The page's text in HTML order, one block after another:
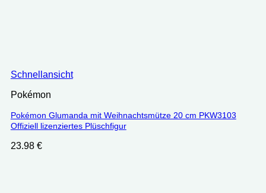
Schnellansicht
Pokémon
Pokémon Glumanda mit Weihnachtsmütze 20 cm PKW3103
Offiziell lizenziertes Plüschfigur
23.98 €